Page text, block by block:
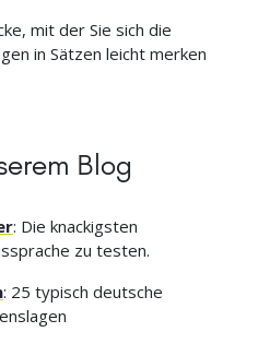
mit der Sie sich die
in Sätzen leicht merken
Blog
: Die knackigsten
zu testen.
: 25 typisch deutsche